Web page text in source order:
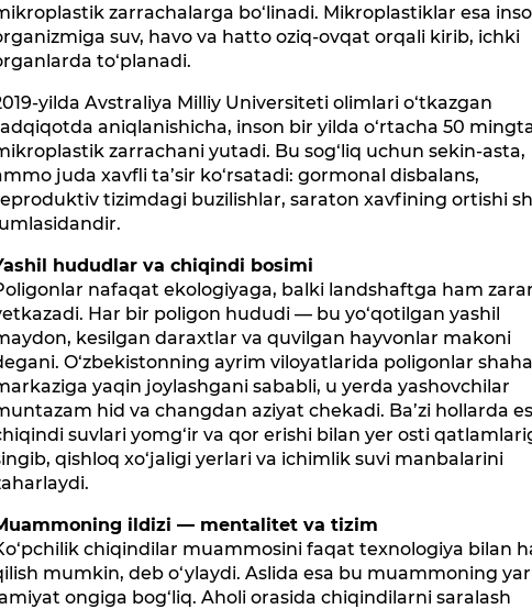
zarrachalarga bo‘linadi. Mikroplastiklar esa
suv, havo va hatto oziq-ovqat orqali kirib, ichki
to‘planadi.
yilda Avstraliya Milliy Universiteti olimlari o‘tkazgan
aniqlanishicha, inson bir yilda o‘rtacha 50
zarrachani yutadi. Bu sog‘liq uchun sekin-asta,
juda xavfli ta’sir ko‘rsatadi: gormonal disbalans,
tizimdagi buzilishlar, saraton xavfining ortishi
hududlar va chiqindi bosimi
nafaqat ekologiyaga, balki landshaftga ham zarar
Har bir poligon hududi — bu yo‘qotilgan yashil
kesilgan daraxtlar va quvilgan hayvonlar makoni
O‘zbekistonning ayrim viloyatlarida poligonlar
yaqin joylashgani sababli, u yerda yashovchilar
hid va changdan aziyat chekadi. Ba’zi hollarda
suvlari yomg‘ir va qor erishi bilan yer osti
qishloq xo‘jaligi yerlari va ichimlik suvi manbalarini
ildizi — mentalitet va tizim
chiqindilar muammosini faqat texnologiya bilan
mumkin, deb o‘ylaydi. Aslida esa bu muammoning
ongiga bog‘liq. Aholi orasida chiqindilarni saralash